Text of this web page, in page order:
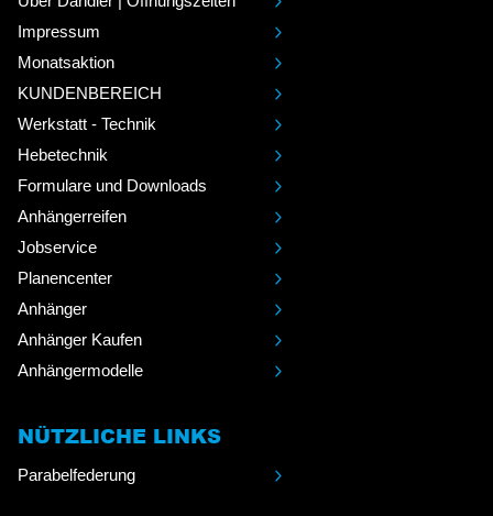
Impressum
Monatsaktion
KUNDENBEREICH
Werkstatt - Technik
Hebetechnik
Formulare und Downloads
Anhängerreifen
Jobservice
Planencenter
Anhänger
Anhänger Kaufen
Anhängermodelle
NÜTZLICHE LINKS
Parabelfederung